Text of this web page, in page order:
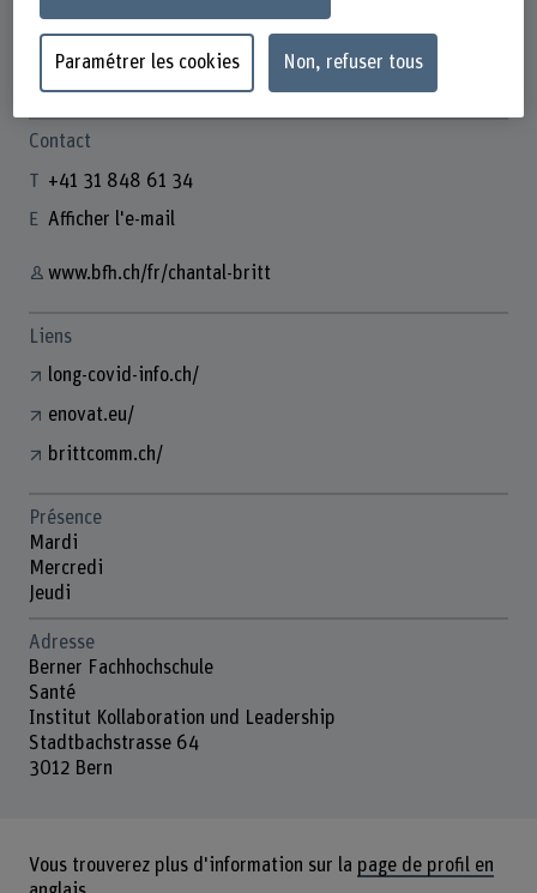
Chantal Britt
Wissenschaftliche Mitarbeiterin
Contact
+41 31 848 61 34
Afficher l'e-mail
www.bfh.ch/fr/chantal-britt
Liens
long-covid-info.ch/
enovat.eu/
brittcomm.ch/
Présence
Mardi
Mercredi
Jeudi
Adresse
Berner Fachhochschule
Santé
Institut Kollaboration und Leadership
Stadtbachstrasse 64
3012 Bern
Vous trouverez plus d'information sur la page de profil en
Paramétrer les cookies Non, refuser tous